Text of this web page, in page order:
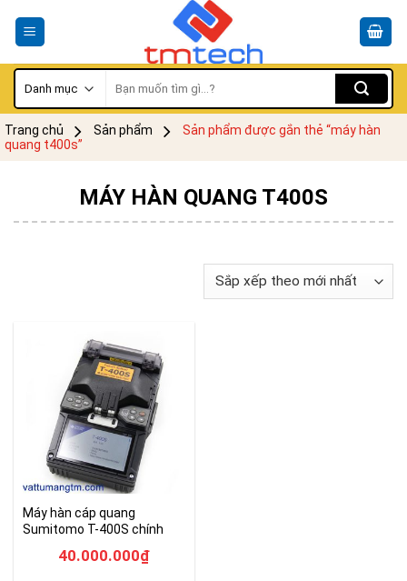
kiếm:
Trang chủ Sản phẩm
Sản phẩm được gắn thẻ “máy hàn
quang t400s”
MÁY HÀN QUANG T400S
Máy hàn cáp quang
Sumitomo T-400S chính
40.000.000₫